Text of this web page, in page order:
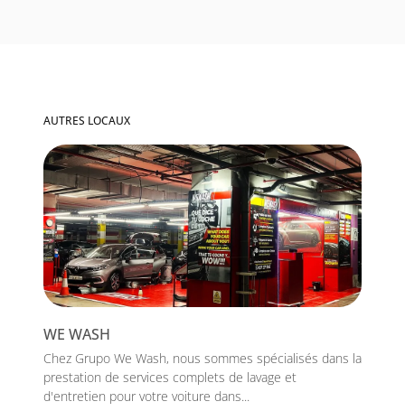
AUTRES LOCAUX
WE WASH
Chez Grupo We Wash, nous sommes spécialisés dans la
prestation de services complets de lavage et
d'entretien pour votre voiture dans...